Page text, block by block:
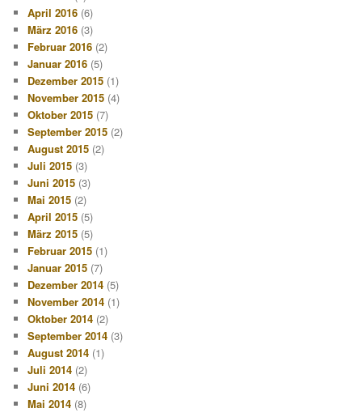
April 2016 (6)
März 2016 (3)
Februar 2016 (2)
Januar 2016 (5)
Dezember 2015 (1)
November 2015 (4)
Oktober 2015 (7)
September 2015 (2)
August 2015 (2)
Juli 2015 (3)
Juni 2015 (3)
Mai 2015 (2)
April 2015 (5)
März 2015 (5)
Februar 2015 (1)
Januar 2015 (7)
Dezember 2014 (5)
November 2014 (1)
Oktober 2014 (2)
September 2014 (3)
August 2014 (1)
Juli 2014 (2)
Juni 2014 (6)
Mai 2014 (8)